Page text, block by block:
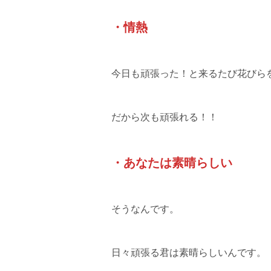
・情熱
今日も頑張った！と来るたび花びら
だから次も頑張れる！！
・あなたは素晴らしい
そうなんです。
日々頑張る君は素晴らしいんです。